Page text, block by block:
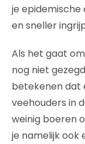
je epidemische
en sneller
Als het gaat
nog niet
betekenen dat
veehouders in
weinig boeren
je namelijk ook